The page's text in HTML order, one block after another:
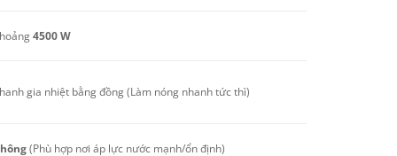
4500 W
gia nhiệt bằng đồng (Làm nóng nhanh tức thì)
(Phù hợp nơi áp lực nước mạnh/ổn định)